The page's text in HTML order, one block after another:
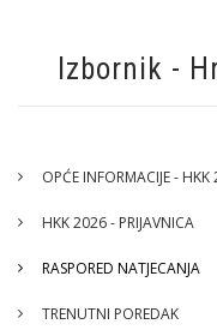
Izbornik -
OPĆE INFORMACIJE -
HKK 2026 - PRIJAVNICA
RASPORED NATJECANJA
TRENUTNI POREDAK